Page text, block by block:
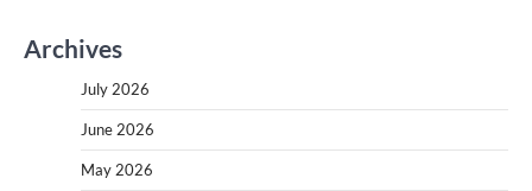
Archives
July 2026
June 2026
May 2026